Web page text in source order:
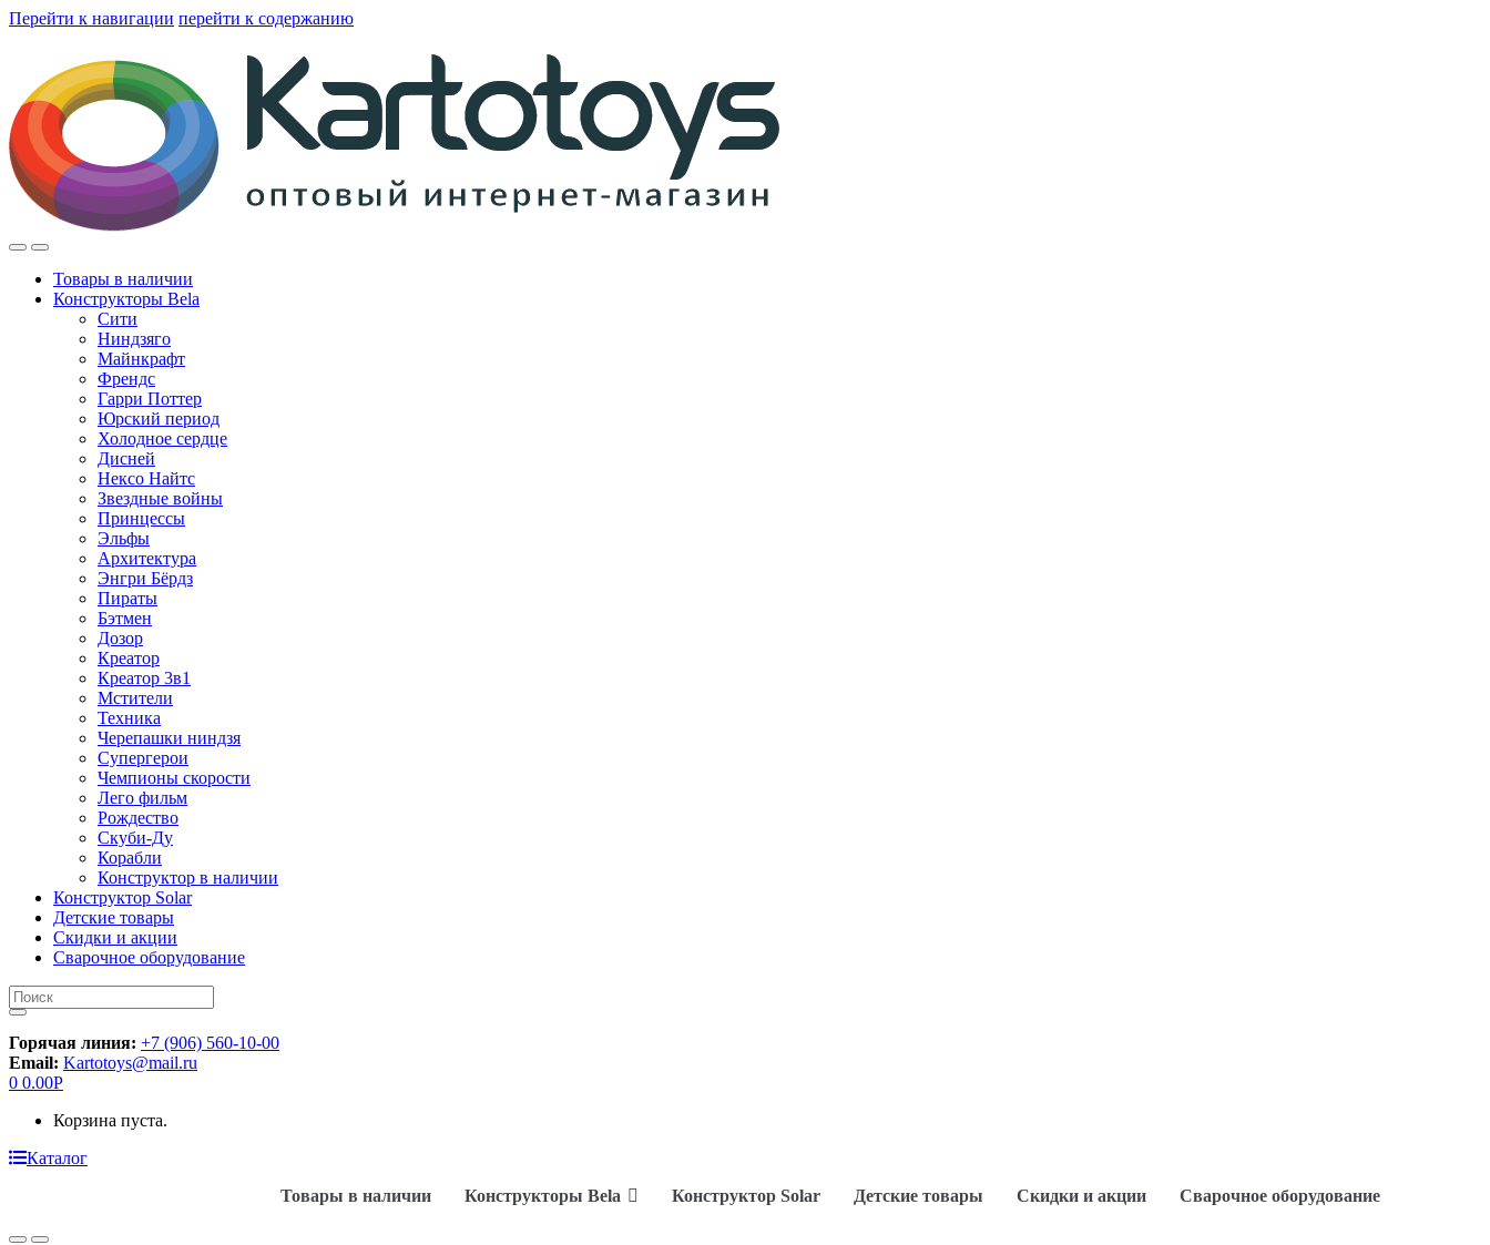
Перейти к навигации перейти к содержанию
Товары в наличии
Конструкторы Bela
Сити
Ниндзяго
Майнкрафт
Френдс
Гарри Поттер
Юрский период
Холодное сердце
Дисней
Нексо Найтс
Звездные войны
Принцессы
Эльфы
Архитектура
Энгри Бёрдз
Пираты
Бэтмен
Дозор
Креатор
Креатор 3в1
Мстители
Техника
Черепашки ниндзя
Супергерои
Чемпионы скорости
Лего фильм
Рождество
Скуби-Ду
Корабли
Конструктор в наличии
Конструктор Solar
Детские товары
Скидки и акции
Сварочное оборудование
Искать:
Горячая линия: +7 (906) 560-10-00
Email: Kartotoys@mail.ru
0 0.00Р
Корзина пуста.
Каталог
Товары в наличии
Конструкторы Bela Конструктор Solar Детские товары Скидки и акции Сварочное оборудование